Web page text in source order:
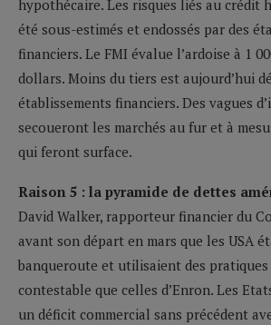
hypothécaire. Les risques liés au crédit
été sous-estimés et endossés par des
financiers. Le FMI évalue l’ardoise à 1
dollars. Moins du tiers est aujourd’hui
établissements financiers. Des vagues
secoueront les marchés au fur et à
qui feront surface.
Raison 5 : la pyramide de dettes
David Walker, rapporteur financier du
avant son départ en mars que les USA
banqueroute et utilisaient des pratiques
contestable que celles d’Enron. Les
un déficit commercial sans précédent